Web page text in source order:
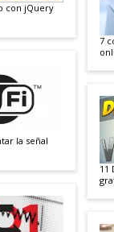
con jQuery
la señal
7
11